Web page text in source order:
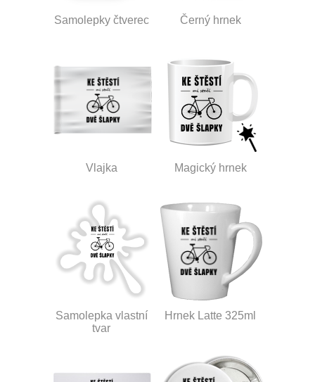
Samolepky čtverec Černý hrnek
Vlajka Magický hrnek
Samolepka vlastní
tvar
Hrnek Latte 325ml